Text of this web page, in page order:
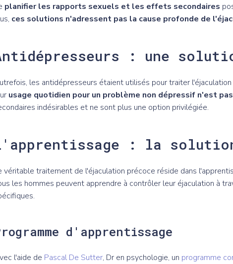
planifier les rapports sexuels et les effets secondaires
ces solutions n'adressent pas la cause profonde de
: une
les antidépresseurs étaient utilisés pour traiter
usage quotidien pour un problème non dépressif n'est
indésirables et ne sont plus une option privilégiée.
: la
véritable traitement de l'éjaculation précoce réside dans
les hommes peuvent apprendre à contrôler leur éjaculation à
d'apprentissage
l'aide de Pascal De Sutter, Dr en psychologie, un programme